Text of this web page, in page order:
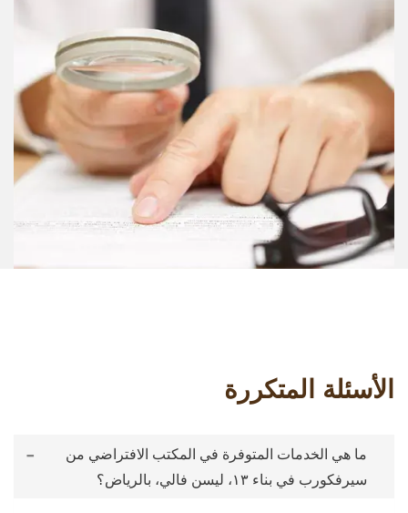
الأسئلة المتكررة
ما هي الخدمات المتوفرة في المكتب الافتراضي من
سيرفكورب في بناء ١٣، ليسن فالي، بالرياض؟
-